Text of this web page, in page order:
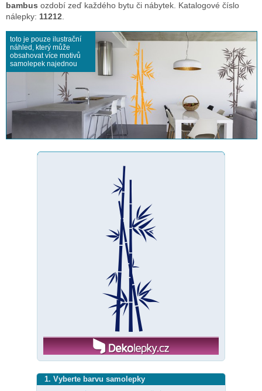
bambus ozdobí zeď každého bytu či nábytek. Katalogové číslo
nálepky: 11212
toto je pouze ilustrační
náhled, který může
obsahovat více motivů
samolepek najednou
1. Vyberte barvu samolepky